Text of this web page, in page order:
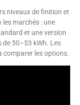
niveaux de finition et
marchés : une
et une version
de 50–53 kWh. Les
les options.